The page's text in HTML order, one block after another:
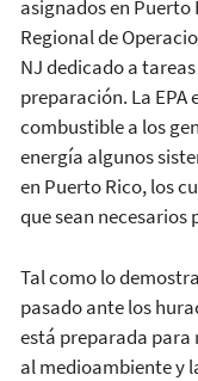
asignados en Puerto
Regional de
NJ dedicado a
preparación. La
combustible a los
energía algunos
en Puerto Rico, los
que sean necesarios
Tal como lo
pasado ante los
está preparada para
al medioambiente y